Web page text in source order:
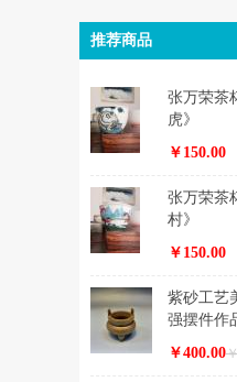
推荐商品
张万荣茶
虎》
￥150.00
张万荣茶
村》
￥150.00
紫砂工艺
强摆件作
￥400.00